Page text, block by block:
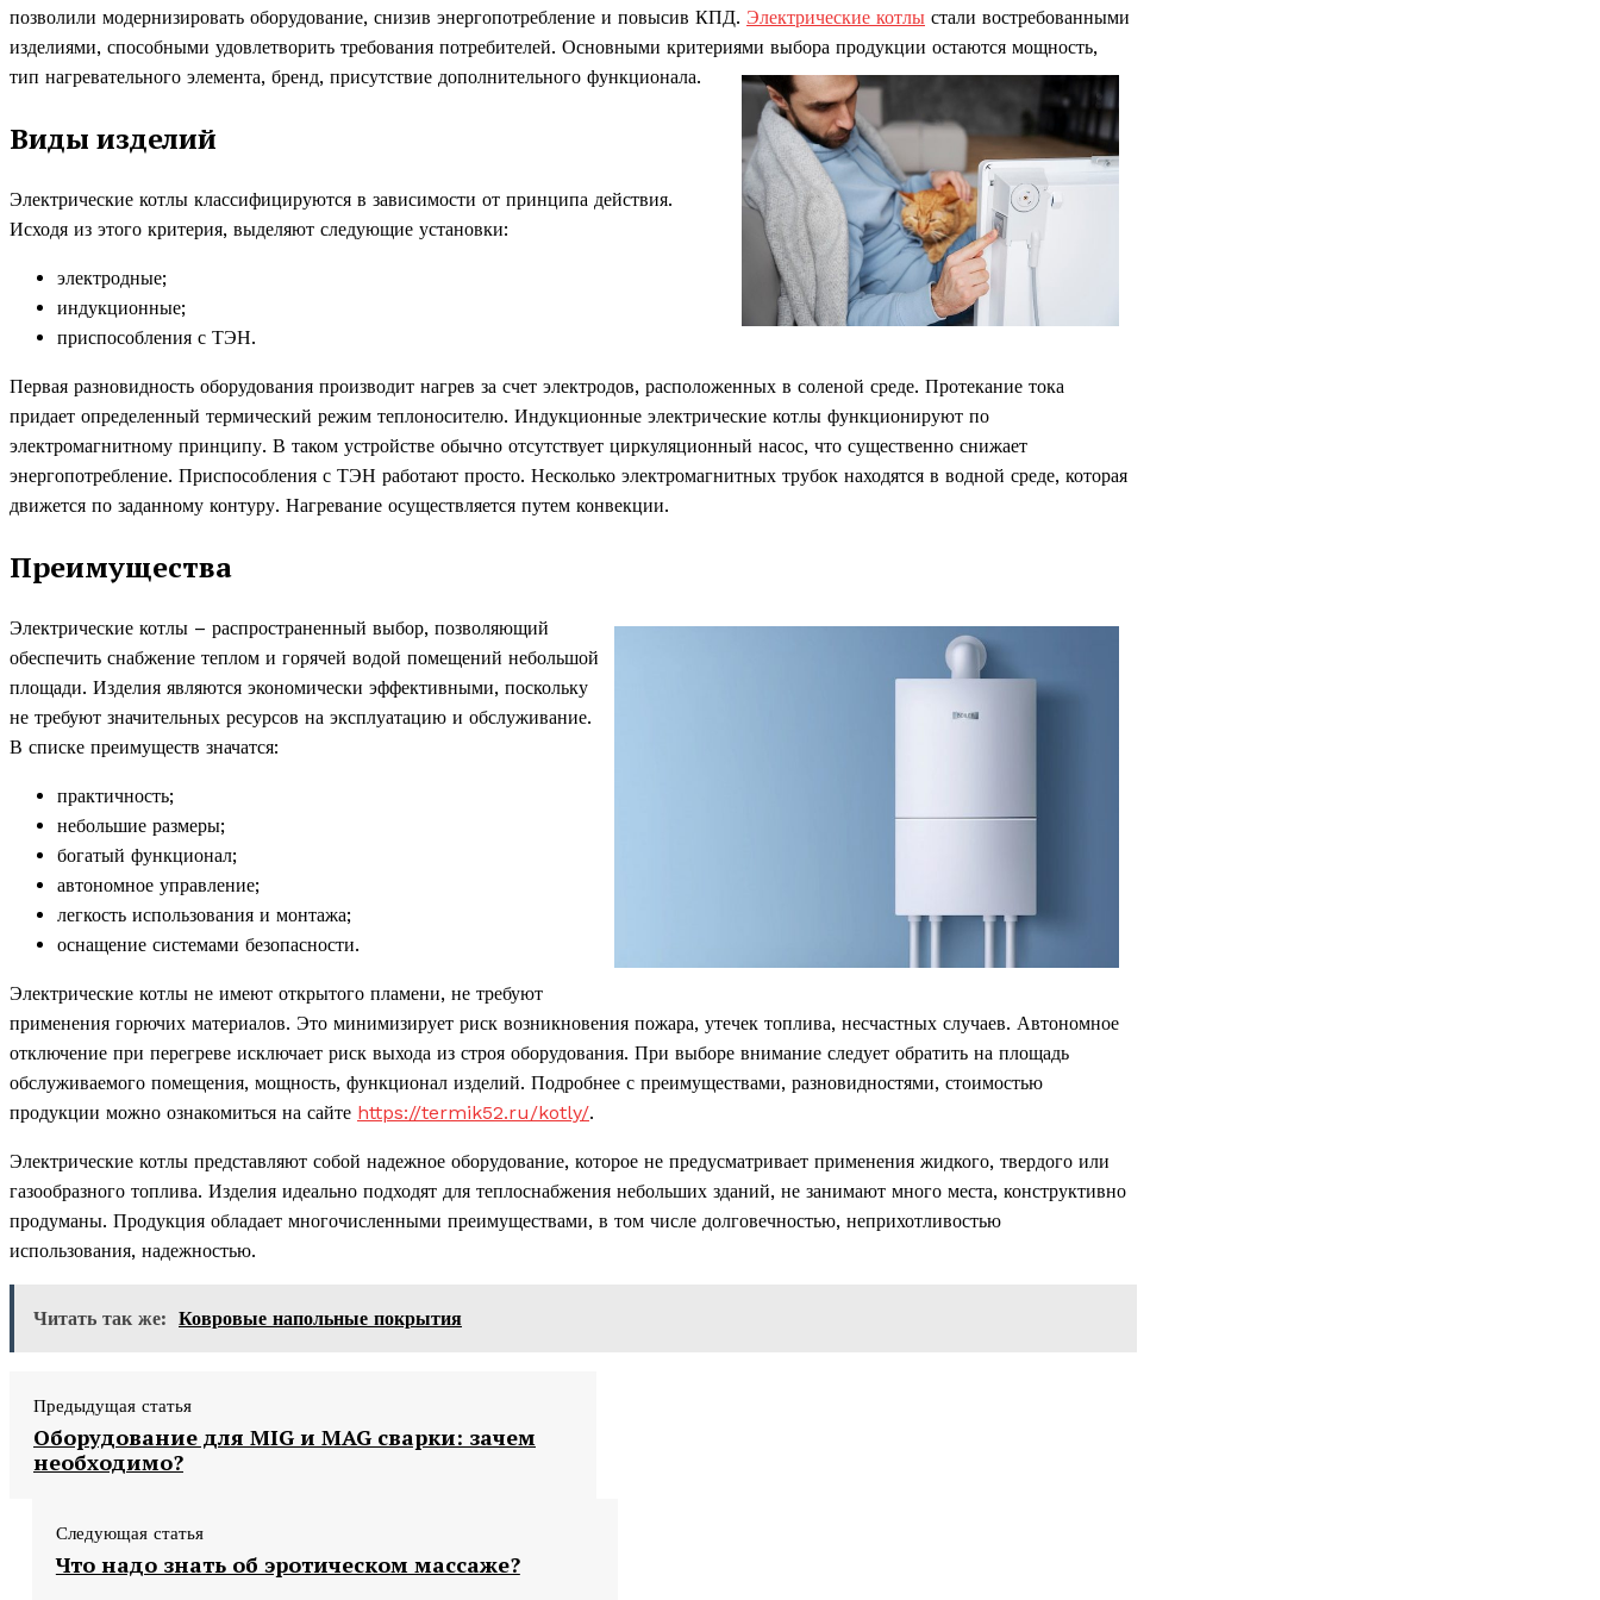
позволили модернизировать оборудование, снизив энергопотребление и повысив КПД. Электрические котлы стали востребованными
изделиями, способными удовлетворить требования потребителей. Основными критериями выбора продукции остаются мощность,
тип нагревательного элемента, бренд, присутствие дополнительного функционала.
Виды изделий
Электрические котлы классифицируются в зависимости от принципа действия.
Исходя из этого критерия, выделяют следующие установки:
электродные;
индукционные;
приспособления с ТЭН.
Первая разновидность оборудования производит нагрев за счет электродов, расположенных в соленой среде. Протекание тока
придает определенный термический режим теплоносителю. Индукционные электрические котлы функционируют по
электромагнитному принципу. В таком устройстве обычно отсутствует циркуляционный насос, что существенно снижает
энергопотребление. Приспособления с ТЭН работают просто. Несколько электромагнитных трубок находятся в водной среде, которая
движется по заданному контуру. Нагревание осуществляется путем конвекции.
Преимущества
Электрические котлы – распространенный выбор, позволяющий
обеспечить снабжение теплом и горячей водой помещений небольшой
площади. Изделия являются экономически эффективными, поскольку
не требуют значительных ресурсов на эксплуатацию и обслуживание.
В списке преимуществ значатся:
практичность;
небольшие размеры;
богатый функционал;
автономное управление;
легкость использования и монтажа;
оснащение системами безопасности.
Электрические котлы не имеют открытого пламени, не требуют
применения горючих материалов. Это минимизирует риск возникновения пожара, утечек топлива, несчастных случаев. Автономное
отключение при перегреве исключает риск выхода из строя оборудования. При выборе внимание следует обратить на площадь
обслуживаемого помещения, мощность, функционал изделий. Подробнее с преимуществами, разновидностями, стоимостью
продукции можно ознакомиться на сайте https://termik52.ru/kotly/.
Электрические котлы представляют собой надежное оборудование, которое не предусматривает применения жидкого, твердого или
газообразного топлива. Изделия идеально подходят для теплоснабжения небольших зданий, не занимают много места, конструктивно
продуманы. Продукция обладает многочисленными преимуществами, в том числе долговечностью, неприхотливостью
использования, надежностью.
Читать так же: Ковровые напольные покрытия
Предыдущая статья
Оборудование для MIG и MAG сварки: зачем
необходимо?
Следующая статья
Что надо знать об эротическом массаже?